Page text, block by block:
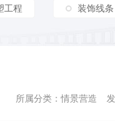
工程 装饰线条
所属分类：情景营造